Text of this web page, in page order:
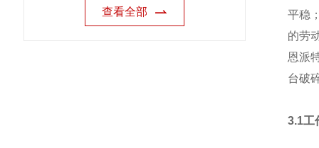
查看全部
平稳
的劳
恩派
台破
3.1工